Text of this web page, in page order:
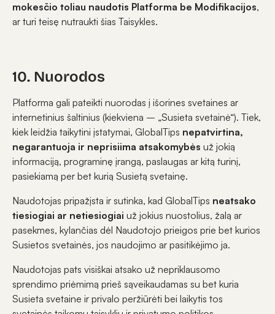
mokesčio toliau naudotis Platforma be Modifikacijos,
ar turi teisę nutraukti šias Taisykles.
10. Nuorodos
Platforma gali pateikti nuorodas į išorines svetaines ar
internetinius šaltinius (kiekviena – „Susieta svetainė“). Tiek,
kiek leidžia taikytini įstatymai, GlobalTips nepatvirtina,
negarantuoja ir neprisiima atsakomybės už jokią
informaciją, programinę įrangą, paslaugas ar kitą turinį,
pasiekiamą per bet kurią Susietą svetainę.
Naudotojas pripažįsta ir sutinka, kad GlobalTips neatsako
tiesiogiai ar netiesiogiai už jokius nuostolius, žalą ar
pasekmes, kylančias dėl Naudotojo prieigos prie bet kurios
Susietos svetainės, jos naudojimo ar pasitikėjimo ja.
Naudotojas pats visiškai atsako už nepriklausomo
sprendimo priėmimą prieš sąveikaudamas su bet kuria
Susieta svetaine ir privalo peržiūrėti bei laikytis tos